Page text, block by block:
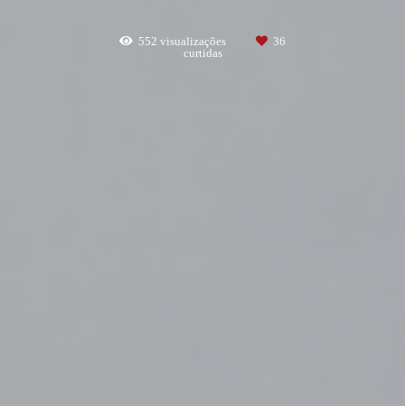
552 visualizações
36
curtidas